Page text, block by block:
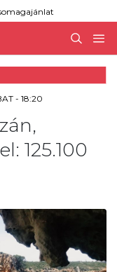
- 18:20
125.100